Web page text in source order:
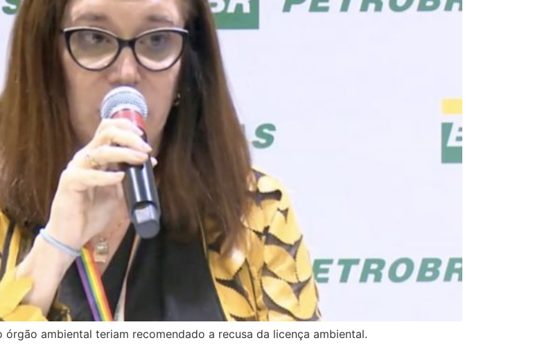
ambiental teriam recomendado a recusa da licença ambiental.